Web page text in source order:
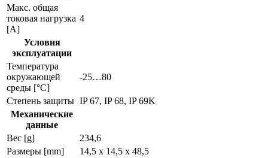
Макс. общая
токовая нагрузка
[A]
4
Условия
эксплуатации
Температура
окружающей
среды [°C]
-25…80
Степень защиты IP 67, IP 68, IP 69K
Механические
данные
Вес [g]
234,6
Размеры [mm]
14,5 x 14,5 x 48,5